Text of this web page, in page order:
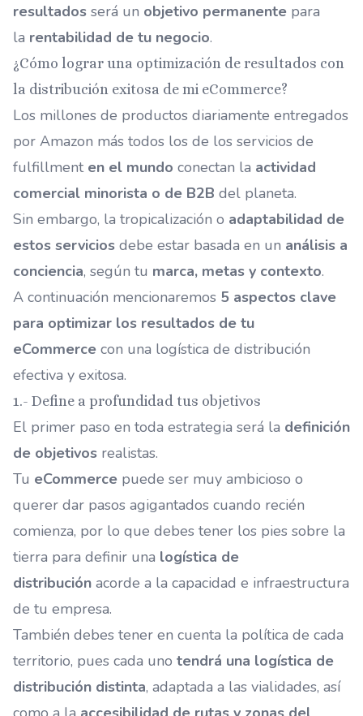
resultados será un objetivo permanente para
la rentabilidad de tu negocio.
¿Cómo lograr una optimización de resultados con
la distribución exitosa de mi eCommerce?
Los millones de productos diariamente entregados
por Amazon más todos los de los servicios de
fulfillment en el mundo conectan la actividad
comercial minorista o de B2B del planeta.
Sin embargo, la tropicalización o adaptabilidad de
estos servicios debe estar basada en un análisis a
conciencia, según tu marca, metas y contexto.
A continuación mencionaremos 5 aspectos clave
para optimizar los resultados de tu
eCommerce con una logística de distribución
efectiva y exitosa.
1.- Define a profundidad tus objetivos
El primer paso en toda estrategia será la definición
de objetivos realistas.
Tu eCommerce puede ser muy ambicioso o
querer dar pasos agigantados cuando recién
comienza, por lo que debes tener los pies sobre la
tierra para definir una logística de
distribución acorde a la capacidad e infraestructura
de tu empresa.
También debes tener en cuenta la política de cada
territorio, pues cada uno tendrá una logística de
distribución distinta, adaptada a las vialidades, así